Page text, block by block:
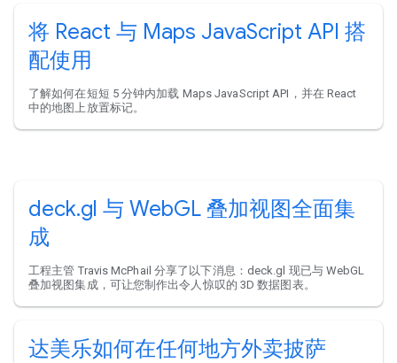
将 React 与 Maps JavaScript API 搭
配使用
了解如何在短短 5 分钟内加载 Maps JavaScript API，并在 React
中的地图上放置标记。
deck.gl 与 WebGL 叠加视图全面集
成
工程主管 Travis McPhail 分享了以下消息：deck.gl 现已与 WebGL
叠加视图集成，可让您制作出令人惊叹的 3D 数据图表。
达美乐如何在任何地方外卖披萨